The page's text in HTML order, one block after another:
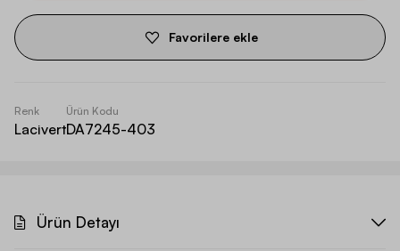
Favorilere ekle
Renk
Lacivert
Ürün Kodu
DA7245-403
Ürün Detayı